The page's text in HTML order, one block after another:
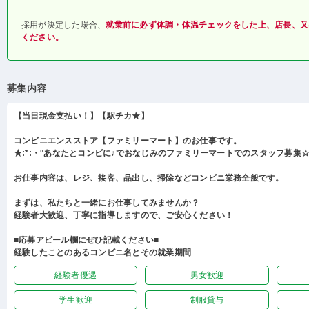
採用が決定した場合、就業前に必ず体調・体温チェックをした上、店長、
ください。
募集内容
【当日現金支払い！】【駅チカ★】
コンビニエンスストア【ファミリーマート】のお仕事です。
★:*:・°あなたとコンビに♪でおなじみのファミリーマートでのスタッフ募集
お仕事内容は、レジ、接客、品出し、掃除などコンビニ業務全般です。
まずは、私たちと一緒にお仕事してみませんか？
経験者大歓迎、丁寧に指導しますので、ご安心ください！
■応募アピール欄にぜひ記載ください■
経験したことのあるコンビニ名とその就業期間
経験者優遇 男女歓迎
学生歓迎 制服貸与